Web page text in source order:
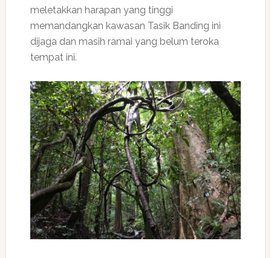
meletakkan harapan yang tinggi
memandangkan kawasan Tasik Banding ini
dijaga dan masih ramai yang belum teroka
tempat ini.